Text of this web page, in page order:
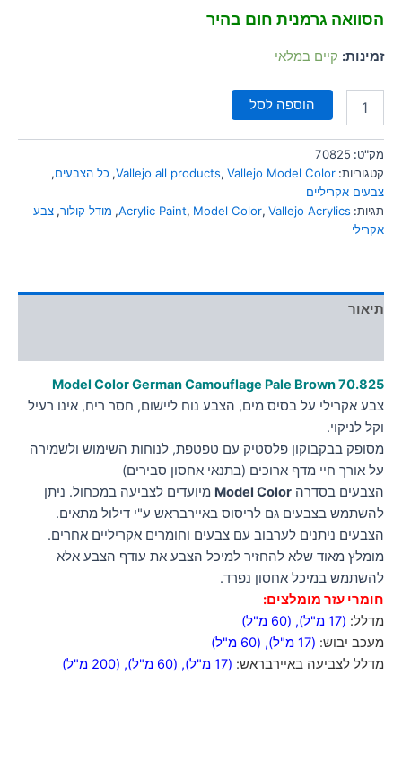
font_download סמן קישורים
הסוואה גרמנית חום בהיר
זמינות: קיים במלאי
הוספה לסל
מק"ט: 70825
קטגוריות:
Vallejo all products, Vallejo Model Color
, כל הצבעים,
צבעים אקריליים
תגיות:
Acrylic Paint, Model Color, Vallejo Acrylics
, מודל קולור, צבע
אקרילי
תיאור
Model Color German Camouflage Pale Brown70.825
צבע אקרילי על בסיס מים, הצבע נוח ליישום, חסר ריח, אינו רעיל
וקל לניקוי.
מסופק בבקבוקון פלסטיק עם טפטפת, לנוחות השימוש ולשמירה
על אורך חיי מדף ארוכים (בתנאי אחסון סבירים)
הצבעים בסדרה Model Color מיועדים לצביעה במכחול. ניתן
להשתמש בצבעים גם לריסוס באיירבראש ע"י דילול מתאים.
הצבעים ניתנים לערבוב עם צבעים וחומרים אקריליים אחרים.
מומלץ מאוד שלא להחזיר למיכל הצבע את עודף הצבע אלא
להשתמש במיכל אחסון נפרד.
חומרי עזר מומלצים:
מדלל: (17 מ"ל) , (60 מ"ל)
מעכב יבוש: (17 מ"ל) , (60 מ"ל)
מדלל לצביעה באיירבראש: (17 מ"ל) , (60 מ"ל) , (200 מ"ל)